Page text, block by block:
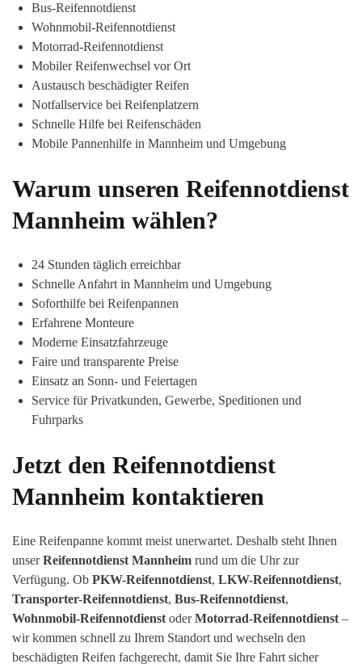
Bus-Reifennotdienst
Wohnmobil-Reifennotdienst
Motorrad-Reifennotdienst
Mobiler Reifenwechsel vor Ort
Austausch beschädigter Reifen
Notfallservice bei Reifenplatzern
Schnelle Hilfe bei Reifenschäden
Mobile Pannenhilfe in Mannheim und Umgebung
Warum unseren Reifennotdienst
Mannheim wählen?
24 Stunden täglich erreichbar
Schnelle Anfahrt in Mannheim und Umgebung
Soforthilfe bei Reifenpannen
Erfahrene Monteure
Moderne Einsatzfahrzeuge
Faire und transparente Preise
Einsatz an Sonn- und Feiertagen
Service für Privatkunden, Gewerbe, Speditionen und
Fuhrparks
Jetzt den Reifennotdienst
Mannheim kontaktieren
Eine Reifenpanne kommt meist unerwartet. Deshalb steht Ihnen
unserReifennotdienst Mannheim rund um die Uhr zur
Verfügung. Ob PKW-Reifennotdienst, LKW-Reifennotdienst,
Transporter-Reifennotdienst, Bus-Reifennotdienst,
Wohnmobil-Reifennotdienst oderMotorrad-Reifennotdienst –
wir kommen schnell zu Ihrem Standort und wechseln den
beschädigten Reifen fachgerecht, damit Sie Ihre Fahrt sicher